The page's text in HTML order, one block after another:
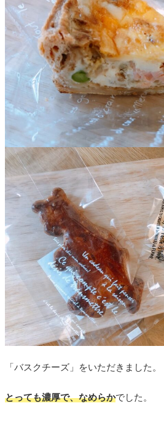
「バスクチーズ」をいただきました。
とっても濃厚で、なめらかでした。